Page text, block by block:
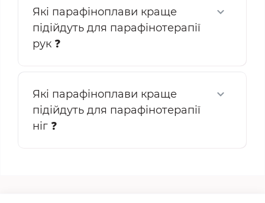
Які парафіноплави краще
підійдуть для парафінотерапії
рук ❓
Які парафіноплави краще
підійдуть для парафінотерапії
ніг ❓